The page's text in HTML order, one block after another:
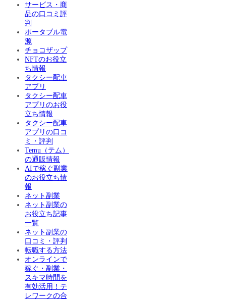
サービス・商
品の口コミ評
判
ポータブル電
源
チョコザップ
NFTのお役立
ち情報
タクシー配車
アプリ
タクシー配車
アプリのお役
立ち情報
タクシー配車
アプリの口コ
ミ・評判
Temu（テム）
の通販情報
AIで稼ぐ副業
のお役立ち情
報
ネット副業
ネット副業の
お役立ち記事
一覧
ネット副業の
口コミ・評判
転職する方法
オンラインで
稼ぐ・副業・
スキマ時間を
有効活用！テ
レワークの合